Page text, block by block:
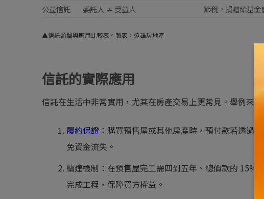
公益信託
委託人 ≠ 受益人 節稅，捐贈給基金
▲信託類型與應用比較表。製表：遠雄房地產
信託的實際應用
信託在生活中非常實用，尤其在房產交易上更常見。舉例來
履約保證 ：購買預售屋或其他房產時，預付款若透過
免資金流失。
續建機制：在預售屋完工需四到五年、總價款的
完成工程，保障買方權益。